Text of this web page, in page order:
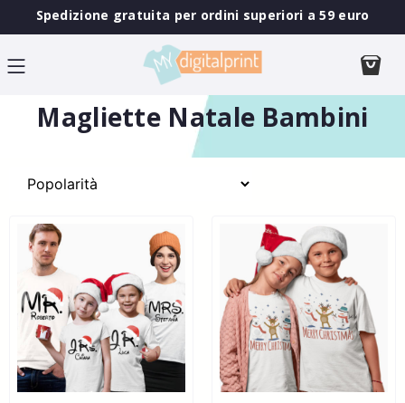
Spedizione gratuita per ordini superiori a 59 euro
Magliette Natale Bambini